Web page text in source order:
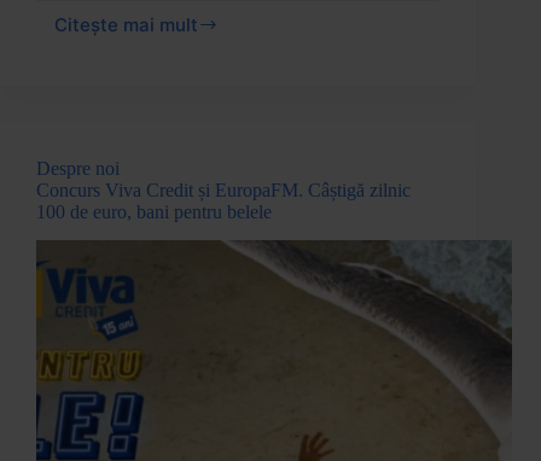
Citește mai mult
Despre noi
Concurs Viva Credit și EuropaFM. Câștigă zilnic
100 de euro, bani pentru belele